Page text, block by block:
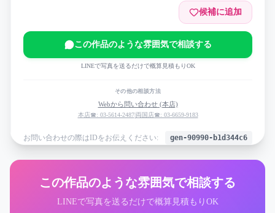
候補に追加
この作品のような雰囲気で相談する
LINEで写真を送るだけで概算見積もりOK
その他の相談方法
Webから問い合わせ (本店)
本店☎: 03-5614-2487|両国店☎: 03-6659-9183
お問い合わせの際はIDをお伝えください: gen-90990-b1d344c6
この作品のような雰囲気で相談する
LINEで写真を送るだけで概算見積もりOK